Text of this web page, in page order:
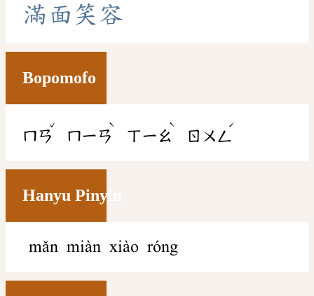
滿 面 笑 容
Bopomofo
ㄇㄢ
ˇ
ㄇㄧㄢ
ˋ
ㄒㄧㄠ
ˋ
ㄖㄨㄥ
ˊ
Hanyu Pinyin
mǎn miàn xiào róng